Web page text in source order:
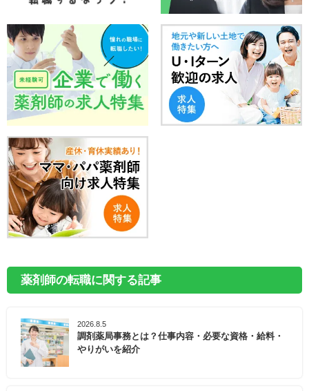
薬剤師の転職に関する記事
2026.8.5
調剤薬局事務とは？仕事内容・必要な資格・給料・
やりがいを紹介